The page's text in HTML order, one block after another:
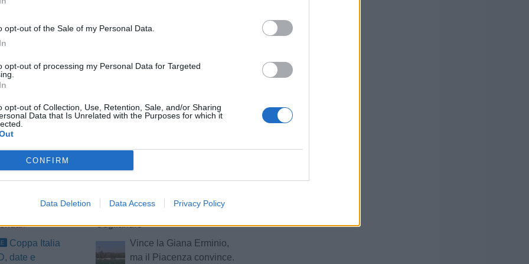
opt-out of the Sale of my Personal Data.
opt-out of processing my Personal Data for Targeted
opt-out of Collection, Use, Retention, Sale, and/or Sharing
Data that Is Unrelated with the Purposes for which it
CONFIRM
Data Deletion Data Access Privacy Policy
- News
Cacciola:
possiamo
di quello che è
riportare in D questa
prende forma
di
il punto sul
Pro Patria, prende forma
Rosanna Zema: la
Serie D tutto
Lutto nel mondo del
l'imprenditore Carmelo
Cogliandro
Coppa Italia
date e
Vince la Giana Erminio,
ma il Piacenza convince.